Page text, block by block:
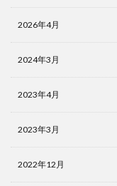
2026年4月
2024年3月
2023年4月
2023年3月
2022年12月